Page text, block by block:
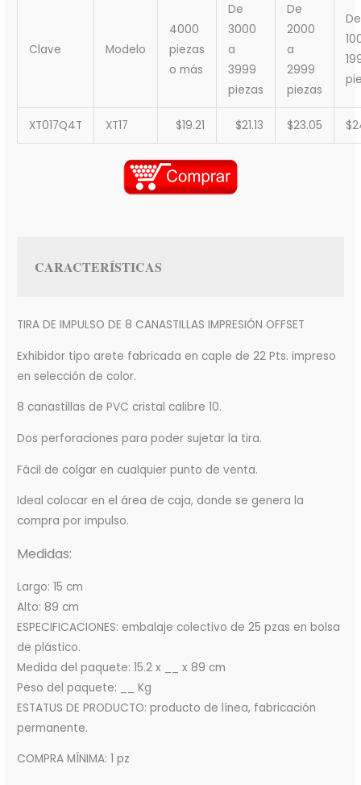
Clave Modelo
4000
piezas
o más
De
3000
a
3999
piezas
De
2000
a
2999
piezas
De
XT017Q4T XT17 $19.21 $21.13 $23.05
CARACTERÍSTICAS
TIRA DE IMPULSO DE 8 CANASTILLAS IMPRESIÓN OFFSET
Exhibidor tipo arete fabricada en caple de 22 Pts. impreso
en selección de color.
8 canastillas de PVC cristal calibre 10.
Dos perforaciones para poder sujetar la tira.
Fácil de colgar en cualquier punto de venta.
Ideal colocar en el área de caja, donde se genera la
compra por impulso.
Medidas:
Largo: 15 cm
Alto: 89 cm
ESPECIFICACIONES: embalaje colectivo de 25 pzas en bolsa
de plástico.
Medida del paquete: 15.2 x __ x 89 cm
Peso del paquete: __ Kg
ESTATUS DE PRODUCTO: producto de línea, fabricación
permanente.
COMPRA MÍNIMA: 1 pz